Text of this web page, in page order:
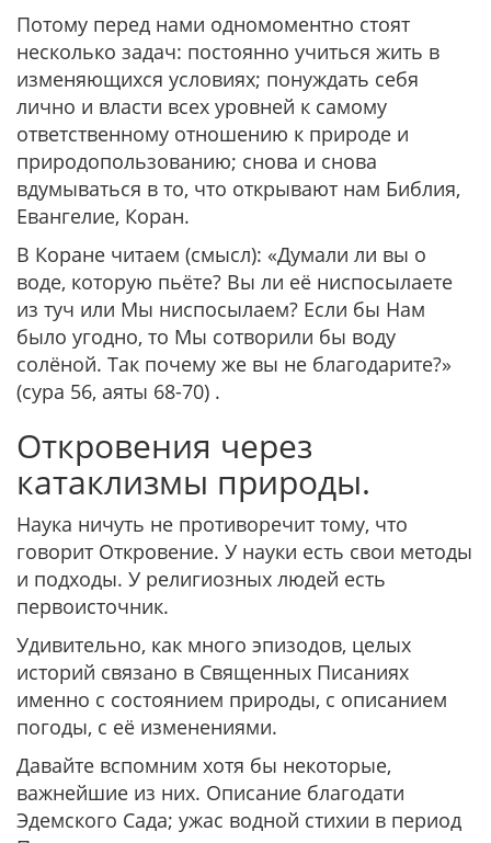
Потому перед нами одномоментно стоят
несколько задач: постоянно учиться жить в
изменяющихся условиях; понуждать себя
лично и власти всех уровней к самому
ответственному отношению к природе и
природопользованию; снова и снова
вдумываться в то, что открывают нам Библия,
Евангелие, Коран.
В Коране читаем (смысл): «Думали ли вы о
воде, которую пьёте? Вы ли её ниспосылаете
из туч или Мы ниспосылаем? Если бы Нам
было угодно, то Мы сотворили бы воду
солёной. Так почему же вы не благодарите?»
(сура 56, аяты 68-70) .
Откровения через
катаклизмы природы.
Наука ничуть не противоречит тому, что
говорит Откровение. У науки есть свои методы
и подходы. У религиозных людей есть
первоисточник.
Удивительно, как много эпизодов, целых
историй связано в Священных Писаниях
именно с состоянием природы, с описанием
погоды, с её изменениями.
Давайте вспомним хотя бы некоторые,
важнейшие из них. Описание благодати
Эдемского Сада; ужас водной стихии в период